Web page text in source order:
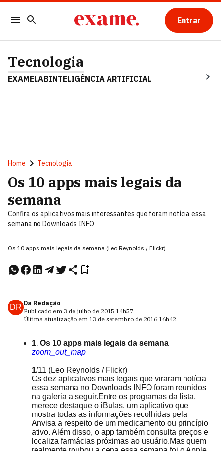
Entrar
Tecnologia
EXAMELABINTELIGÊNCIA ARTIFICIAL
Home Tecnologia
Os 10 apps mais legais da
semana
Confira os aplicativos mais interessantes que foram notícia essa
semana no Downloads INFO
Os 10 apps mais legais da semana (Leo Reynolds / Flickr)
DR Da Redação
Publicado em 3 de julho de 2015 14h57.
Última atualização em 13 de setembro de 2016 16h42.
1. Os 10 apps mais legais da semana
zoom_out_map
1/11 (Leo Reynolds / Flickr)
Os dez aplicativos mais legais que viraram notícia
essa semana no Downloads INFO foram reunidos
na galeria a seguir.Entre os programas da lista,
merece destaque o iBulas, um aplicativo que
mostra todas as informações recolhidas pela
Anvisa a respeito de um medicamento ou princípio
ativo. Além disso, o app também consulta preços e
localiza farmácias próximas ao usuário.Mas quem